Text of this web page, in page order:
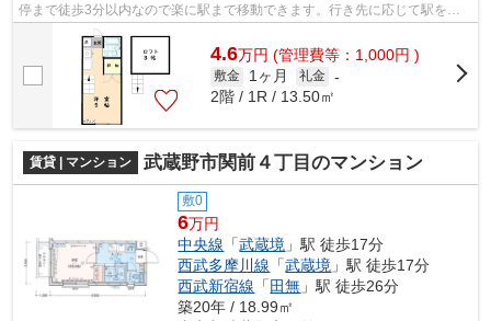
停まで徒歩3分以内なので楽に駅まで移動できます。行き先に応じて駅を選
べる2駅利用可能なアパートです。こち...
4.6万円 (管理費等：1,000円 )
敷金 1ヶ月 礼金 -
2階 / 1R / 13.50㎡
賃貸 | マンション 武蔵野市関前４丁目のマンション
敷0
6万円
中央線 「武蔵境 」駅 徒歩17分
西武多摩川線 「武蔵境 」駅 徒歩17分
西武新宿線 「 田無 」駅 徒歩26分
築20年 / 18.99㎡